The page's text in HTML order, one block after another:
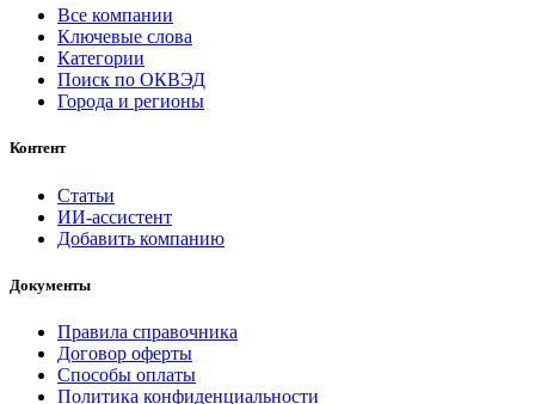
Все компании
Ключевые слова
Категории
Поиск по ОКВЭД
Города и регионы
Контент
Статьи
ИИ-ассистент
Добавить компанию
Документы
Правила справочника
Договор оферты
Способы оплаты
Политика конфиденциальности